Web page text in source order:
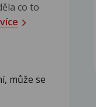
co to
může se